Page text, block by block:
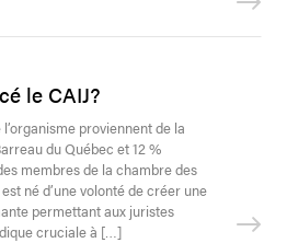
le CAIJ?
proviennent de la
du Québec et 12 %
membres de la chambre des
né d’une volonté de créer une
permettant aux juristes
cruciale à […]